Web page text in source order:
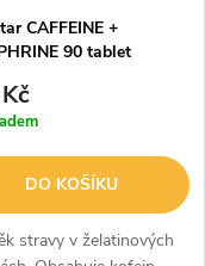
CAFFEINE +
90 tablet
DO KOŠÍKU
stravy v želatinových